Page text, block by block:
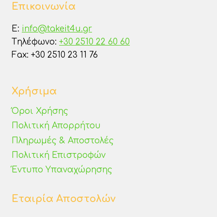
Επικοινωνία
E: info@takeit4u.gr
Tηλέφωνο: +30 2510 22 60 60
Fax: +30 2510 23 11 76
Χρήσιμα
Όροι Χρήσης
Πολιτική Απορρήτου
Πληρωμές & Αποστολές
Πολιτική Επιστροφών
Έντυπο Υπαναχώρησης
Εταιρία Αποστολών